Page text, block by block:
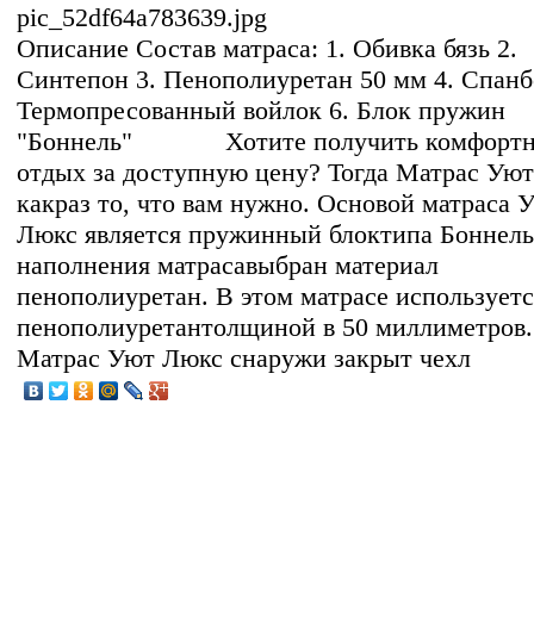
pic_52df64a783639.jpg
Описание Состав матраса: 1. Обивка бязь 2.
Синтепон 3. Пенополиуретан 50 мм 4.
Термопресованный войлок 6. Блок пружин
"Боннель" Хотите получить
отдых за доступную цену? Тогда Матрас
какраз то, что вам нужно. Основой матраса
Люкс является пружинный блоктипа
наполнения матрасавыбран материал
пенополиуретан. В этом матрасе
пенополиуретантолщиной в 50 миллиметров.
Матрас Уют Люкс снаружи закрыт чехл